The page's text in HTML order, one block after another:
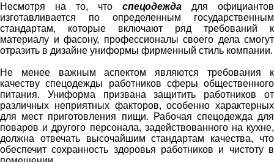
Несмотря на то, что спецодежда для официантов
изготавливается по определенным государственным
стандартам, которые включают ряд требований к
материалу и фасону, профессионалы своего дела смогут
отразить в дизайне униформы фирменный стиль компании.
Не менее важным аспектом являются требования к
качеству спецодежды работников сферы общественного
питания. Униформа призвана защитить работников от
различных неприятных факторов, особенно характерных
для мест приготовления пищи. Рабочая спецодежда для
поваров и другого персонала, задействованного на кухне,
должна отвечать высочайшим стандартам качества, что
обеспечит сохранность здоровья работников и чистоту в